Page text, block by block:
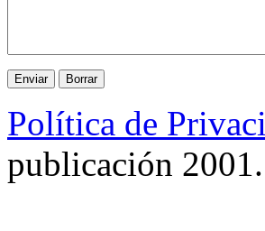
Política de
publicación 2001.